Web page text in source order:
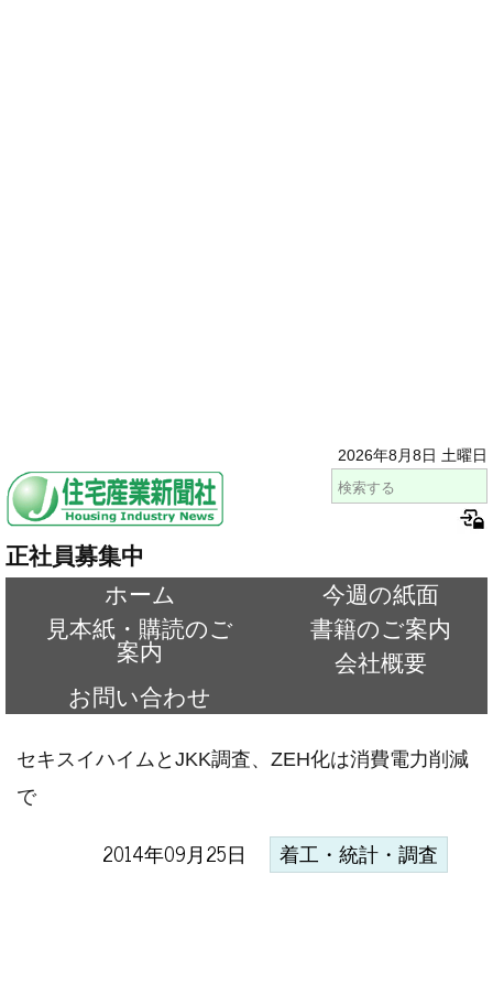
2026年8月8日 土曜日
正社員募集中
ホーム
今週の紙面
見本紙・購読のご
案内
書籍のご案内
会社概要
お問い合わせ
セキスイハイムとJKK調査、ZEH化は消費電力削減
で
2014年09月25日 着工・統計・調査